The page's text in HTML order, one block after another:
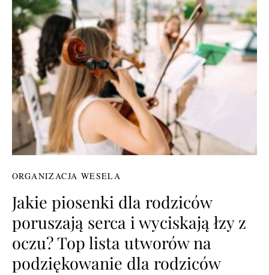
ORGANIZACJA WESELA
Jakie piosenki dla rodziców
poruszają serca i wyciskają łzy z
oczu? Top lista utworów na
podziękowanie dla rodziców